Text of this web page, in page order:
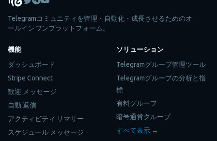
Telegramコミュニティを管理・自動化・成長させるためのオ
ールインワンプラットフォーム。
機能
ダッシュボード
Stripe Connect
歓迎 メッセージ
自動 返信
アクティビティ サマリー
スケジュール メッセージ
ソリューション
Telegramグループ管理ツール
Telegramグループの分析と指
標
有料グループ
暗号通貨グループ
すべて表示 →